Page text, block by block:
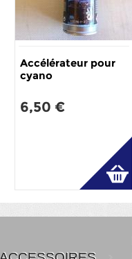
Accélérateur pour
cyano
6,50 €